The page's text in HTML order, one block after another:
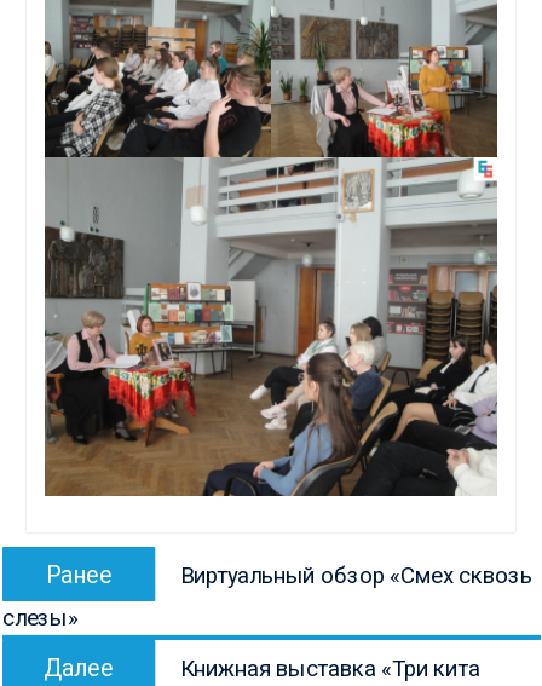
Навигация
записям
Ранее
запись:
Виртуальный обзор «Смех сквозь
слезы»
Далее Книжная выставка «Три кита